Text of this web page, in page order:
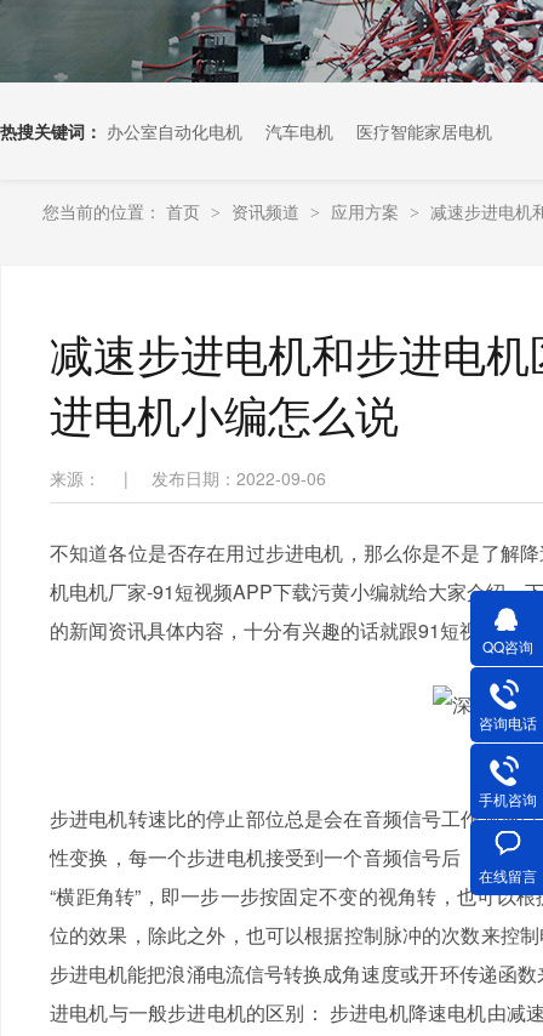
热搜关键词： 办公室自动化电机 汽车电机 医疗智能家居电机
您当前的位置： 首页 > 资讯频道 > 应用方案 > 减速步进电机
减速步进电机和步进电机
进电机小编怎么说
来源： | 发布日期：2022-09-06
不知道各位是否存在用过步进电机，那么你是不是了解
机电机厂家-91短视频APP下载污黄小编就给大家介绍一
的新闻资讯具体内容，十分有兴趣的话就跟91短视频APP
步进电机转速比的停止部位总是会在音频信号工作频率以
性变换，每一个步进电机接受到一个音频信号后，
减速
“横距角转”，即一步一步按固定不变的视角转，也可
位的效果，除此之外，也可以根据控制脉冲的次数来
步进电机能把浪涌电流信号转换成角速度或开环传递函数来
进电机与一般步进电机的区别： 步进电机降速电机由减
QQ咨询
咨询电话
手机咨询
在线留言